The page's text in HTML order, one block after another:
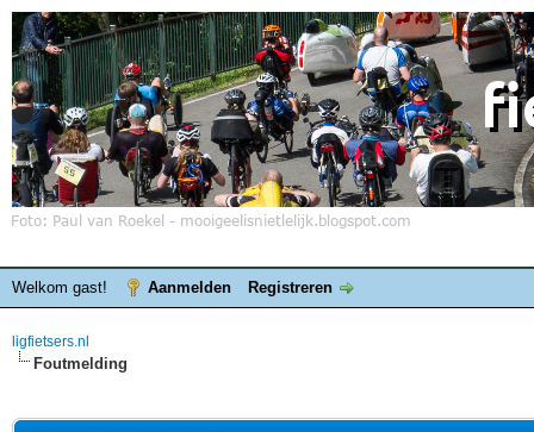
Welkom gast! Aanmelden Registreren
ligfietsers.nl
Foutmelding